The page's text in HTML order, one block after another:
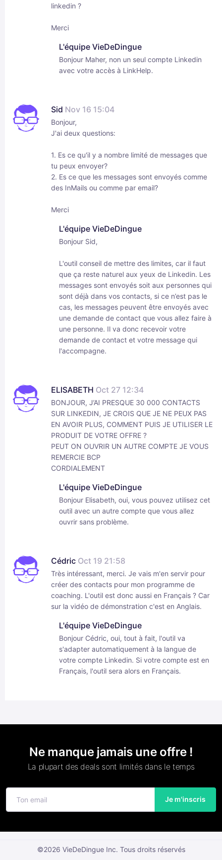
linkedin ?
Merci
L'équipe VieDeDingue
Bonjour Maher, non un seul compte Linkedin
avec votre accès à LinkHelp.
Sid Nov 16 15:04
Bonjour,
J'ai deux questions:
1. Es ce qu'il y a nombre limité de messages que
tu peux envoyer?
2. Es ce que les messages sont envoyés comme
des InMails ou comme par email?
Merci
L'équipe VieDeDingue
Bonjour Sid,
L'outil conseil de mettre des limites, car il faut
que ça reste naturel aux yeux de Linkedin. Les
messages sont envoyés soit aux personnes qui
sont déjà dans vos contacts, si ce n’est pas le
cas, les messages peuvent être envoyés avec
une demande de contact que vous allez faire à
une personne. Il va donc recevoir votre
demande de contact et votre message qui
l'accompagne.
ELISABETH Oct 27 12:34
BONJOUR, J’AI PRESQUE 30 000 CONTACTS
SUR LINKEDIN, JE CROIS QUE JE NE PEUX PAS
EN AVOIR PLUS, COMMENT PUIS JE UTILISER LE
PRODUIT DE VOTRE OFFRE ?
PEUT ON OUVRIR UN AUTRE COMPTE JE VOUS
REMERCIE BCP
CORDIALEMENT
L'équipe VieDeDingue
Bonjour Elisabeth, oui, vous pouvez utilisez cet
outil avec un autre compte que vous allez
ouvrir sans problème.
Cédric Oct 19 21:58
Très intéressant, merci. Je vais m'en servir pour
créer des contacts pour mon programme de
coaching. L'outil est donc aussi en Français ? Car
sur la vidéo de démonstration c'est en Anglais.
L'équipe VieDeDingue
Bonjour Cédric, oui, tout à fait, l'outil va
s'adapter automatiquement à la langue de
votre compte Linkedin. Si votre compte est en
Français, l'outil sera alors en Français.
Ne manque jamais une offre !
La plupart des deals sont limités dans le temps
Je m'inscris
©2026 VieDeDingue Inc. Tous droits réservés